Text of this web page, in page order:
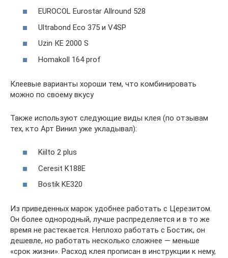
EUROCOL Eurostar Allround 528
Ultrabond Eco 375 и V4SP
Uzin КЕ 2000 S
Homakoll 164 prof
Клеевые варианты хороши тем, что комбинировать
можно по своему вкусу
Также используют следующие виды клея (по отзывам
тех, кто Арт Винил уже укладывал):
Kiilto 2 plus
Ceresit K188E
Bostik KE320
Из приведенных марок удобнее работать с Церезитом.
Он более однородный, лучше распределяется и в то же
время не растекается. Неплохо работать с Бостик, он
дешевле, но работать несколько сложнее — меньше
«срок жизни». Расход клея прописан в инструкции к нему,